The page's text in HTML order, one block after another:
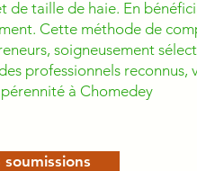
taille de haie. En
Cette méthode de
soigneusement
professionnels reconnus,
à Chomedey